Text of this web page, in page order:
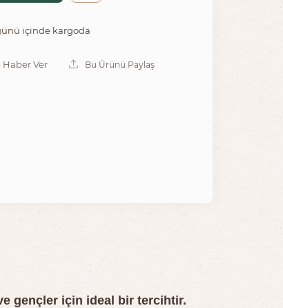
içinde kargoda
Haber Ver Bu Ürünü Paylaş
gençler için ideal bir tercihtir.